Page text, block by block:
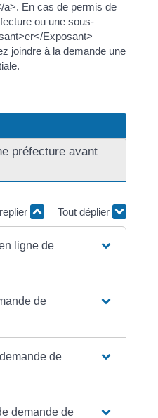
a>. En cas de permis de
ou une sous-
Exposant>
joindre à la demande une
préfecture avant
Tout déplier
ligne de
de
de
demande de